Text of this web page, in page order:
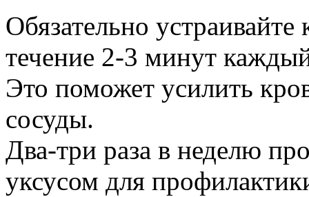
Обязательно
течение 2-3 минут
Это поможет усилить
сосуды.
Два-три раза в неделю
уксусом для